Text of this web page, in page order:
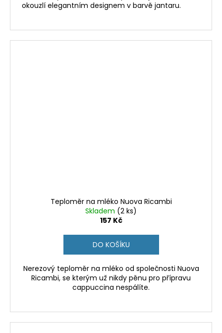
okouzlí elegantním designem v barvě jantaru.
Teploměr na mléko Nuova Ricambi
Skladem (2 ks)
157 Kč
DO KOŠÍKU
Nerezový teploměr na mléko od společnosti Nuova
Ricambi, se kterým už nikdy pěnu pro přípravu
cappuccina nespálíte.